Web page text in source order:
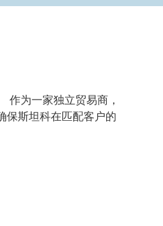
作为一家独立贸易商，
保斯坦科在匹配客户的